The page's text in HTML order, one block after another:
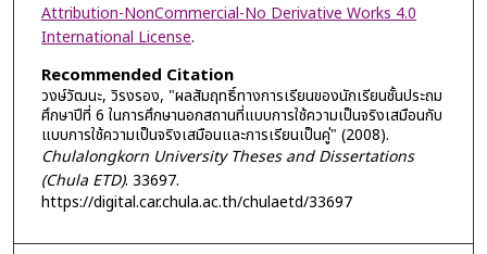
Attribution-NonCommercial-No Derivative Works 4.0
International License.
Recommended Citation
วงษ์วัฒนะ, วิรงรอง, "ผลสัมฤทธิ์ทางการเรียนของนักเรียนชั้นประถม
ศึกษาปีที่ 6 ในการศึกษานอกสถานที่แบบการใช้ความเป็นจริงเสมือนกับ
แบบการใช้ความเป็นจริงเสมือนและการเรียนเป็นคู่" (2008).
Chulalongkorn University Theses and Dissertations
(Chula ETD). 33697.
https://digital.car.chula.ac.th/chulaetd/33697